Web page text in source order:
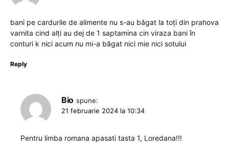
bani pe cardurile de alimente nu s-au băgat la toți din prahova
varnita cind alți au dej de 1 saptamina cin viraza bani în
conturi k nici acum nu mi-a băgat nici mie nici sotului
Reply
Bio spune:
21 februarie 2024 la 10:34
Pentru limba romana apasati tasta 1, Loredana!!!